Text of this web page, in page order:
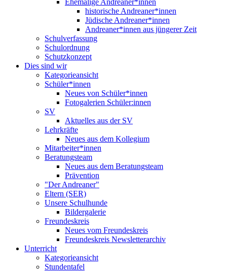
Ehemalige Andreaner*innen
historische Andreaner*innen
Jüdische Andreaner*innen
Andreaner*innen aus jüngerer Zeit
Schulverfassung
Schulordnung
Schutzkonzept
Dies sind wir
Kategorieansicht
Schüler*innen
Neues von Schüler*innen
Fotogalerien Schüler:innen
SV
Aktuelles aus der SV
Lehrkräfte
Neues aus dem Kollegium
Mitarbeiter*innen
Beratungsteam
Neues aus dem Beratungsteam
Prävention
"Der Andreaner"
Eltern (SER)
Unsere Schulhunde
Bildergalerie
Freundeskreis
Neues vom Freundeskreis
Freundeskreis Newsletterarchiv
Unterricht
Kategorieansicht
Stundentafel